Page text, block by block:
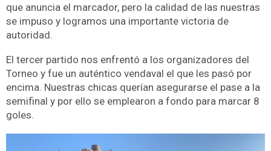
que anuncia el marcador, pero la calidad de las nuestras
se impuso y logramos una importante victoria de
autoridad.
El tercer partido nos enfrentó a los organizadores del
Torneo y fue un auténtico vendaval el que les pasó por
encima. Nuestras chicas querían asegurarse el pase a la
semifinal y por ello se emplearon a fondo para marcar 8
goles.